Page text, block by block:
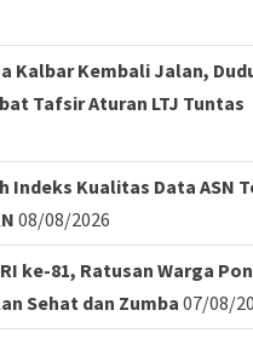
Kalbar Kembali Jalan,
Tafsir Aturan LTJ Tuntas
Indeks Kualitas Data ASN
08/08/2026
ke-81, Ratusan Warga
Sehat dan Zumba 07/08/